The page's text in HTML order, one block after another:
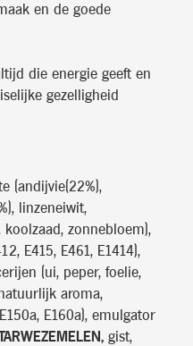
en de goede
die energie geeft en
gezelligheid
(andijvie(22%),
linzeneiwit,
zonnebloem),
E415, E461, E1414),
(ui, peper, foelie,
aroma,
E160a), emulgator
gist,